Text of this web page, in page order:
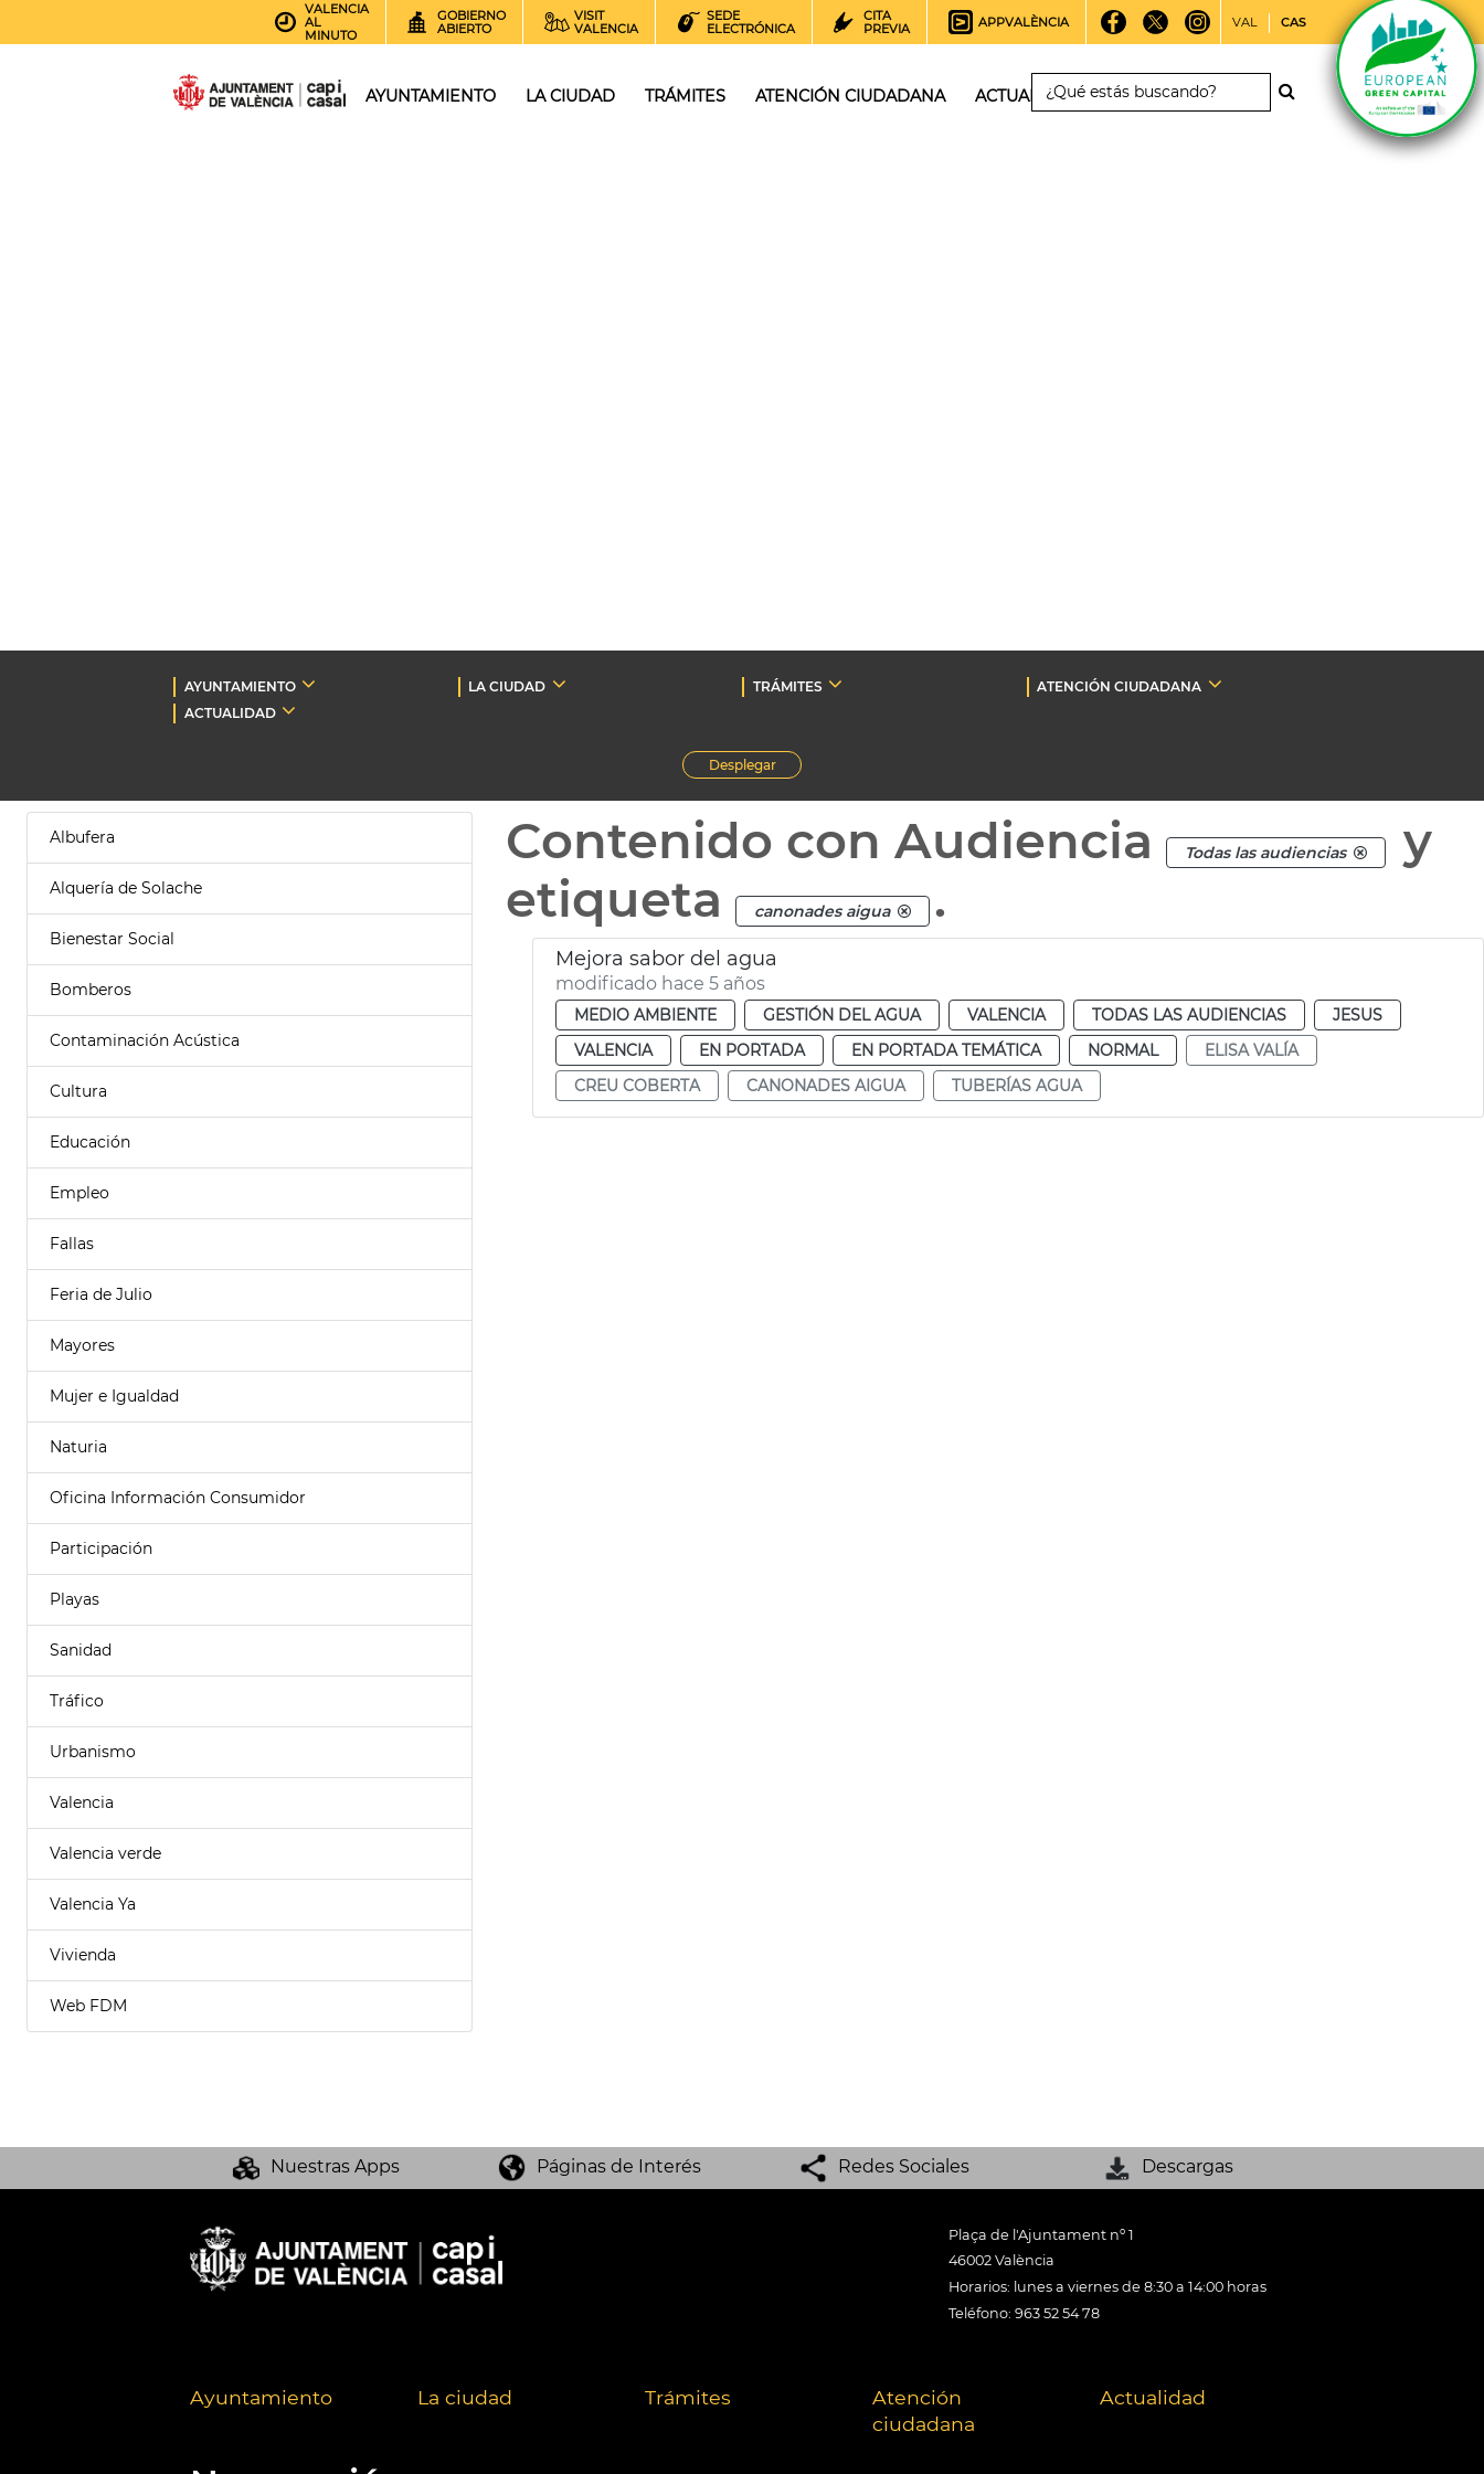
VALENCIA
AL
MINUTO
GOBIERNO
ABIERTO
VISIT
VALENCIA
SEDE
ELECTRÓNICA
CITA
PREVIA
APPVALÈNCIA VAL CAS
AYUNTAMIENTO LA CIUDAD TRÁMITES ATENCIÓN CIUDADANA ACTUALIDAD
AYUNTAMIENTO LA CIUDAD TRÁMITES
ATENCIÓN CIUDADANA
ACTUALIDAD
Desplegar
Albufera
Alquería de Solache
Bienestar Social
Bomberos
Contaminación Acústica
Cultura
Educación
Empleo
Fallas
Feria de Julio
Mayores
Mujer e Igualdad
Naturia
Oficina Información Consumidor
Participación
Playas
Sanidad
Tráfico
Urbanismo
Valencia
Valencia verde
Valencia Ya
Vivienda
Web FDM
Contenido con Audiencia Todas las audiencias
y
etiqueta
canonades aigua .
Mejora sabor del agua
modificado hace 5 años
MEDIO AMBIENTE GESTIÓN DEL AGUA VALENCIA TODAS LAS AUDIENCIAS
JESUS
VALENCIA
EN PORTADA EN PORTADA TEMÁTICA NORMAL
ELISA VALÍA
CREU COBERTA
CANONADES AIGUA TUBERÍAS AGUA
Nuestras Apps Páginas de Interés Redes Sociales Descargas
Plaça de l'Ajuntament nº 1
46002 València
Horarios: lunes a viernes de 8:30 a 14:00 horas
Teléfono: 963 52 54 78
Ayuntamiento La ciudad Trámites
Atención
ciudadana
Actualidad